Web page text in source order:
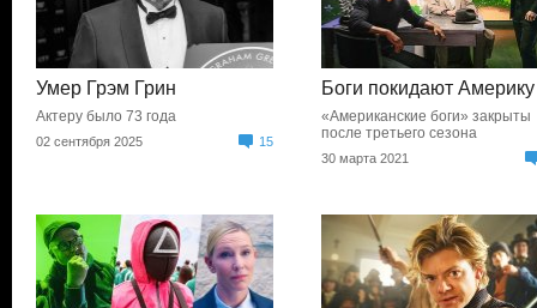
Умер Грэм Грин
Актеру было 73 года
02 сентября 2025 15
Боги покидают Америку
«Американские боги» закрыты
после третьего сезона
30 марта 2021